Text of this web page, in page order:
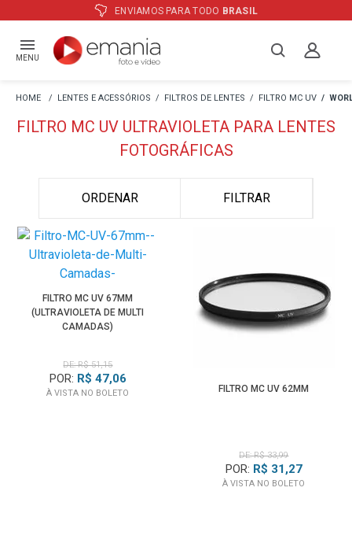
ENVIAMOS PARA TODO BRASIL
MENU
LENTES E ACESSÓRIOS FILTROS DE LENTES FILTRO MC UV
FILTRO MC UV ULTRAVIOLETA PARA LENTES
FOTOGRÁFICAS
ORDENAR FILTRAR
FILTRO MC UV 67MM
(ULTRAVIOLETA DE MULTI
CAMADAS)
DE: R$ 51,15
POR: R$ 47,06
À VISTA NO BOLETO FILTRO MC UV 62MM
DE: R$ 33,99
POR: R$ 31,27
À VISTA NO BOLETO